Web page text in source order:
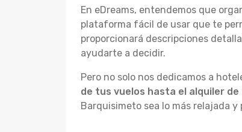
En eDreams, entendemos que
plataforma fácil de usar que te
proporcionará descripciones
ayudarte a decidir.
Pero no solo nos dedicamos a
de tus vuelos hasta el alquiler
Barquisimeto sea lo más relajada